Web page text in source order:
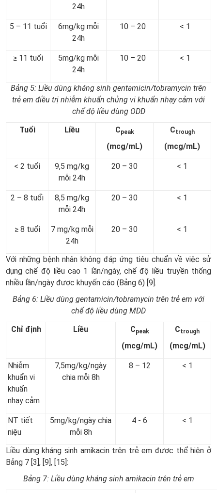
24h
5 – 11 tuổi
6mg/kg mỗi
24h
10 – 20 < 1
≥ 11 tuổi
5mg/kg mỗi
24h
10 – 20 < 1
Bảng 5: Liều dùng kháng sinh gentamicin/tobramycin trên
trẻ em điều trị nhiễm khuẩn chủng vi khuẩn nhạy cảm với
chế độ liều dùng ODD
Tuổi
Liều Cpeak
(mcg/mL)
Ctrough
(mcg/mL)
< 2 tuổi
9,5 mg/kg
mỗi 24h
20 – 30 < 1
2 – 8 tuổi
8,5 mg/kg
mỗi 24h
20 – 30 < 1
≥ 8 tuổi
7 mg/kg mỗi
24h
20 – 30 < 1
Với những bệnh nhân không đáp ứng tiêu chuẩn về việc sử
dụng chế độ liều cao 1 lần/ngày, chế độ liều truyền thống
nhiều lần/ngày được khuyến cáo (Bảng 6) [9].
Bảng 6: Liều dùng gentamicin/tobramycin trên trẻ em với
chế độ liều dùng MDD
Chỉ định
Liều Cpeak
(mcg/mL)
Ctrough
(mcg/mL)
Nhiễm
khuẩn vi
khuẩn
nhạy cảm
7,5mg/kg/ngày
chia mỗi 8h
8 – 12 < 1
NT tiết
niệu
5mg/kg/ngày chia
mỗi 8h
4 - 6 < 1
Liều dùng kháng sinh amikacin trên trẻ em được thể hiện ở
Bảng 7 [3], [9], [15]:
Bảng 7: Liều dùng kháng sinh amikacin trên trẻ em